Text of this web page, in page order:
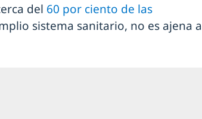
del 60 por ciento de las
sistema sanitario, no es ajena a